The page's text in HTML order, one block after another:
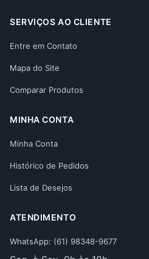
SERVIÇOS AO CLIENTE
Entre em Contato
Mapa do Site
Comparar Produtos
MINHA CONTA
Minha Conta
Histórico de Pedidos
Lista de Desejos
ATENDIMENTO
WhatsApp: (61) 98348-9677